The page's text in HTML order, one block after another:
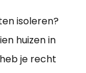
isoleren?
huizen in
je recht